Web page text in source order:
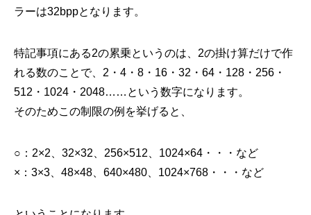
ラーは32bppとなります。
特記事項にある2の累乗というのは、2の掛け算だけで作
れる数のことで、2・4・8・16・32・64・128・256・
512・1024・2048……という数字になります。
そのためこの制限の例を挙げると、
○：2×2、32×32、256×512、1024×64・・・など
×：3×3、48×48、640×480、1024×768・・・など